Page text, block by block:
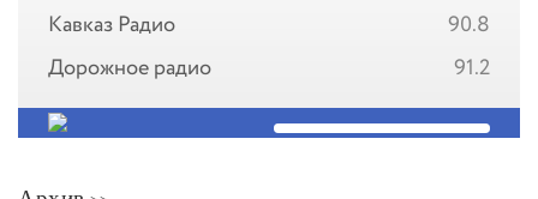
Кавказ Радио
90.8
Дорожное радио
91.2